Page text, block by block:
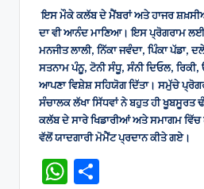
ਇਸ ਮੌਕੇ ਕਲੱਬ ਦੇ ਮੈਂਬਰਾਂ ਅਤੇ ਹਾਜਰ
ਦਾ ਵੀ ਆਨੰਦ ਮਾਣਿਆ। ਇਸ ਪ੍ਰੋਗਰਾਮ ਲਈ
ਮਨਜੀਤ ਲਾਲੀ, ਨਿੱਕਾ ਜਵੰਦਾ, ਪਿੰਕਾ ਪੱਡਾ,
ਸਤਨਾਮ ਪੰਨੂ, ਟੋਨੀ ਸੰਧੂ, ਸੰਨੀ ਦਿਓਲ, ਰਿਕੀ,
ਆਪਣਾ ਵਿਸ਼ੇਸ਼ ਸਹਿਯੋਗ ਦਿੱਤਾ। ਸਮੁੱਚੇ
ਸੰਚਾਲਕ ਲੱਖਾ ਸਿੱਧਵਾਂ ਨੇ ਬਹੁਤ ਹੀ ਖੂਬਸੂਰਤ
ਕਲੱਬ ਦੇ ਸਾਰੇ ਖਿਡਾਰੀਆਂ ਅਤੇ ਸਮਾਗਮ ਵਿੱਚ
ਵੱਲੋਂ ਯਾਦਗਾਰੀ ਮੋਮੈਂਟ ਪ੍ਰਦਾਨ ਕੀਤੇ ਗਏ।
W